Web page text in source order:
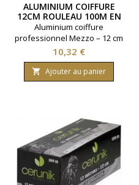
ALUMINIUM COIFFURE
12CM ROULEAU 100M EN
15 MICRONS
Aluminium coiffure
professionnel Mezzo – 12 cm
x 100 m, épaisseur 15
microns. Qualité extra, idéal
pour les mèches et
colorations en salon.
Prix
10,32 €
 Ajouter au panier